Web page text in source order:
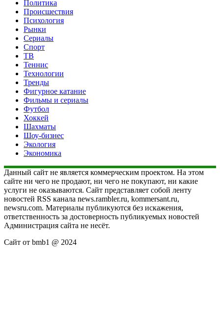
Политика
Происшествия
Психология
Рынки
Сериалы
Спорт
ТВ
Теннис
Технологии
Тренды
Фигурное катание
Фильмы и сериалы
Футбол
Хоккей
Шахматы
Шоу-бизнес
Экология
Экономика
Данный сайт не является коммерческим проектом. На этом
сайте ни чего не продают, ни чего не покупают, ни какие
услуги не оказываются. Сайт представляет собой ленту
новостей RSS канала news.rambler.ru, kommersant.ru,
newsru.com. Материалы публикуются без искажения,
ответственность за достоверность публикуемых новостей
Администрация сайта не несёт.
Сайт от bmb1 @ 2024